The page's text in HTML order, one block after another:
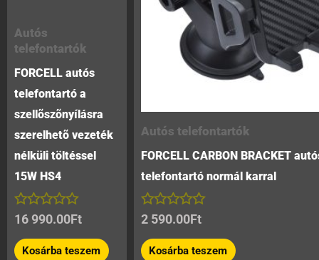
Autós
telefontartók
FORCELL autós
telefontartó a
szellõszõnyílásra
szerelhetõ vezeték
nélküli töltéssel
15W HS4
Értékelés:
/
5
16 990.00Ft
Kosárba teszem
Autós telefontartók
FORCELL CARBON BRACKET
telefontartó normál karral
Értékelés:
/
5
2 590.00Ft
Kosárba teszem